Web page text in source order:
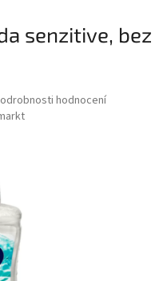
senzitive, bez
hodnocení